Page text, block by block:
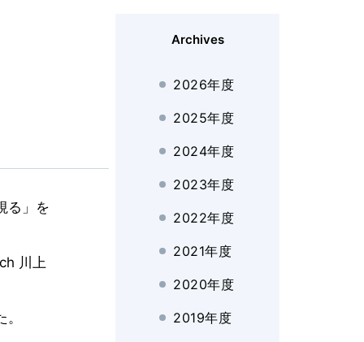
る」を
川上
Archives
2026年度
2025年度
2024年度
2023年度
2022年度
2021年度
2020年度
2019年度